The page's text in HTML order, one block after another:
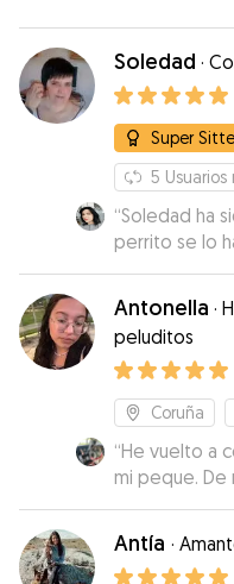
Soledad ·
Super
5
“Soledad ha
perrito se lo
venido
super atenta
le encantan
maravillas
Antonella ·
peluditos
Coruña
“He vuelto a
mi peque. De
perro la
Antía ·